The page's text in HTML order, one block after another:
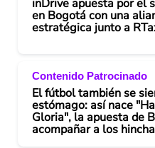
inDrive apuesta por el
en Bogotá con una
estratégica junto a
Contenido Patrocinado
El fútbol también se
estómago: así nace
Gloria", la apuesta de
acompañar a los